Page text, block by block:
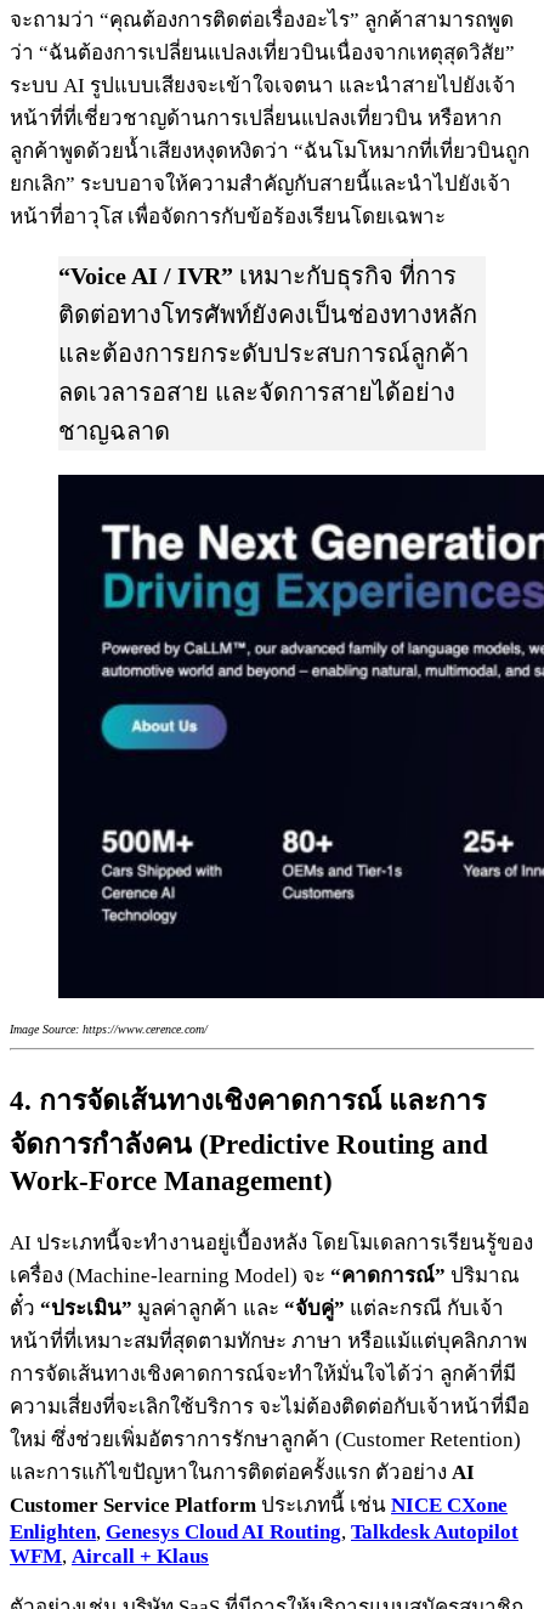
จะถามว่า “คุณต้องการติดต่อเรื่องอะไร” ลูกค้าสามารถพูด
ว่า “ฉันต้องการเปลี่ยนแปลงเที่ยวบินเนื่องจากเหตุสุดวิสัย”
ระบบ AI รูปแบบเสียงจะเข้าใจเจตนา และนำสายไปยังเจ้า
หน้าที่ที่เชี่ยวชาญด้านการเปลี่ยนแปลงเที่ยวบิน หรือหาก
ลูกค้าพูดด้วยน้ำเสียงหงุดหงิดว่า “ฉันโมโหมากที่เที่ยวบินถูก
ยกเลิก” ระบบอาจให้ความสำคัญกับสายนี้และนำไปยังเจ้า
หน้าที่อาวุโส เพื่อจัดการกับข้อร้องเรียนโดยเฉพาะ
“Voice AI / IVR” เหมาะกับธุรกิจ ที่การ
ติดต่อทางโทรศัพท์ยังคงเป็นช่องทางหลัก
และต้องการยกระดับประสบการณ์ลูกค้า
ลดเวลารอสาย และจัดการสายได้อย่าง
ชาญฉลาด
Image Source: https://www.cerence.com/
4. การจัดเส้นทางเชิงคาดการณ์ และการ
จัดการกำลังคน (Predictive Routing and
Work-Force Management)
AI ประเภทนี้จะทำงานอยู่เบื้องหลัง โดยโมเดลการเรียนรู้ของ
เครื่อง (Machine-learning Model) จะ “คาดการณ์” ปริมาณ
ตั๋ว “ประเมิน” มูลค่าลูกค้า และ “จับคู่” แต่ละกรณี กับเจ้า
หน้าที่ที่เหมาะสมที่สุดตามทักษะ ภาษา หรือแม้แต่บุคลิกภาพ
การจัดเส้นทางเชิงคาดการณ์จะทำให้มั่นใจได้ว่า ลูกค้าที่มี
ความเสี่ยงที่จะเลิกใช้บริการ จะไม่ต้องติดต่อกับเจ้าหน้าที่มือ
ใหม่ ซึ่งช่วยเพิ่มอัตราการรักษาลูกค้า (Customer Retention)
และการแก้ไขปัญหาในการติดต่อครั้งแรก ตัวอย่าง AI
Customer Service Platform ประเภทนี้ เช่น NICE CXone
Enlighten, Genesys Cloud AI Routing, Talkdesk Autopilot
WFM, Aircall + Klaus